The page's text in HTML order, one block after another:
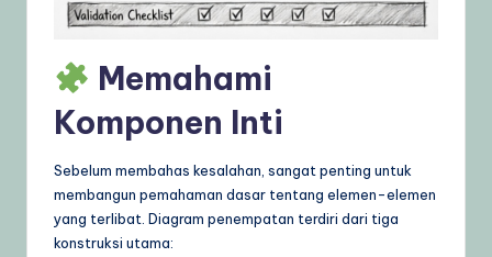
U
p
Memahami
Komponen Inti
Sebelum membahas kesalahan, sangat penting untuk
membangun pemahaman dasar tentang elemen-elemen
yang terlibat. Diagram penempatan terdiri dari tiga
konstruksi utama: